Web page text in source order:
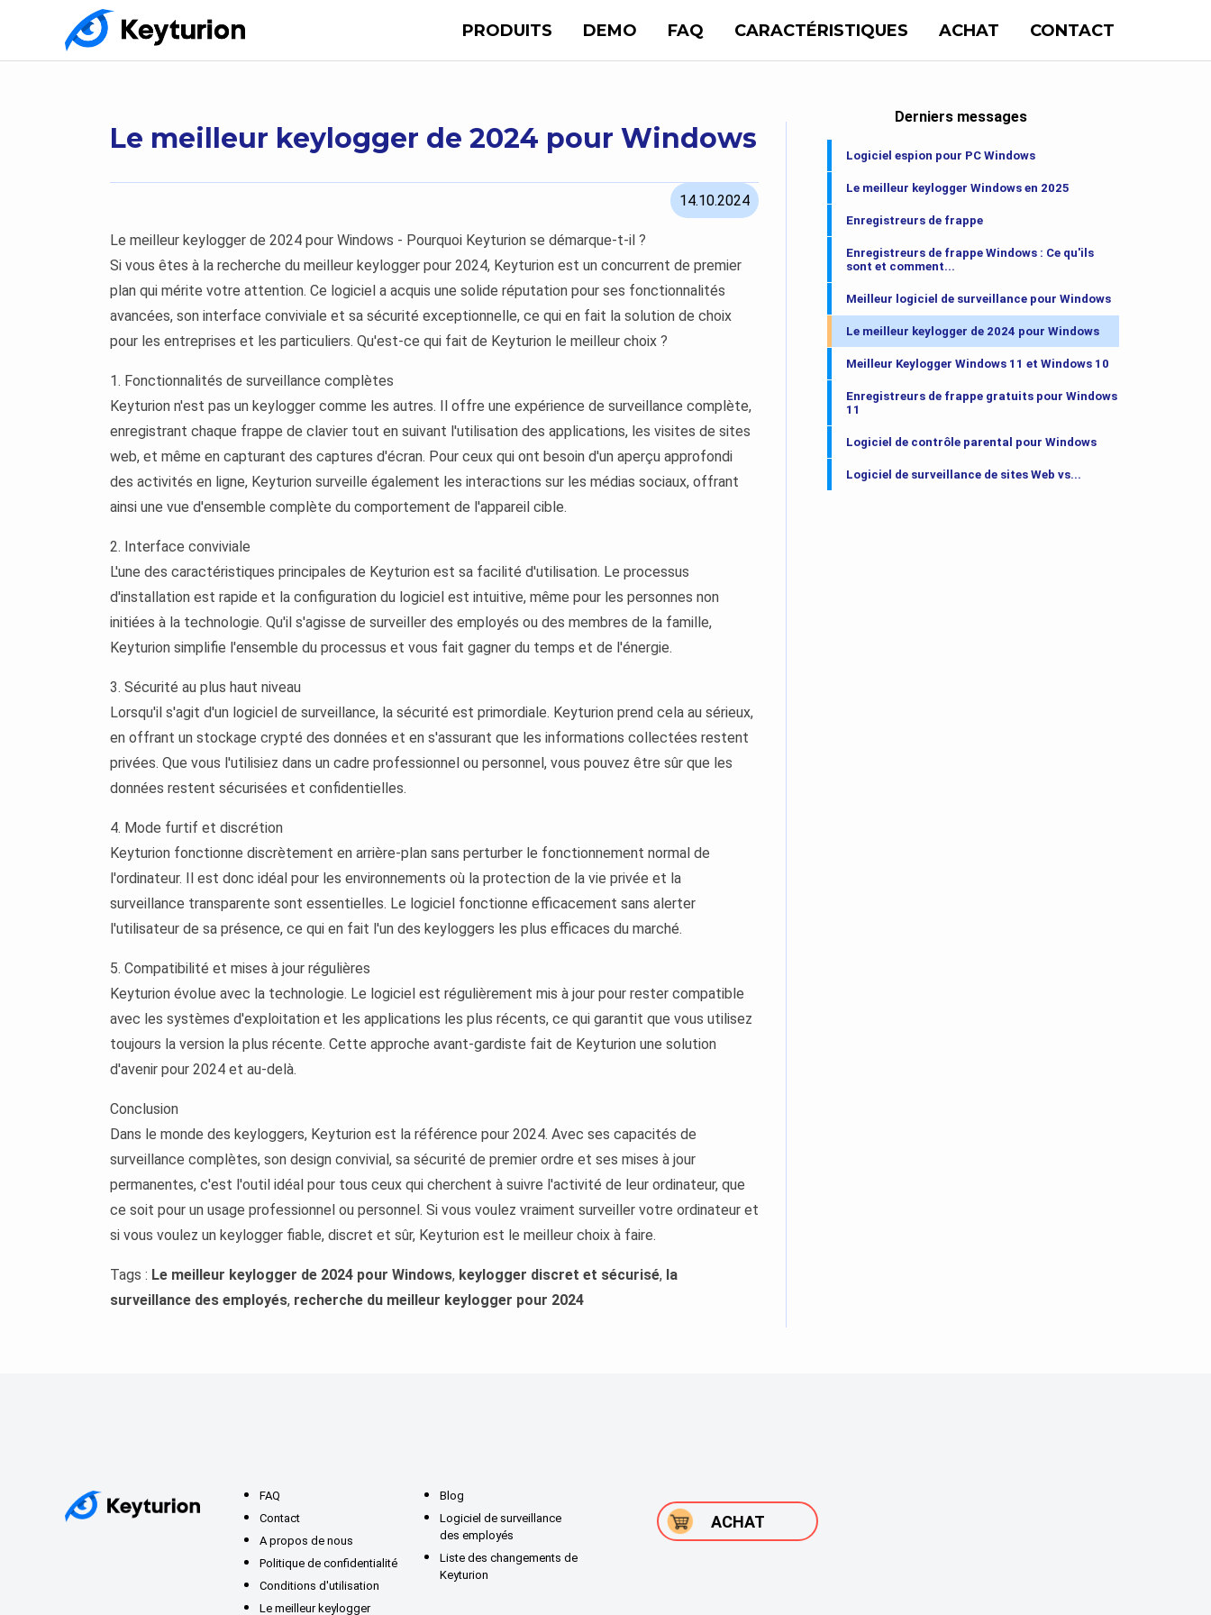
PRODUITS DEMO FAQ CARACTÉRISTIQUES ACHAT CONTACT
Le meilleur keylogger de 2024 pour Windows
14.10.2024
Le meilleur keylogger de 2024 pour Windows - Pourquoi Keyturion se démarque-t-il ?
Si vous êtes à la recherche du meilleur keylogger pour 2024, Keyturion est un concurrent de premier
plan qui mérite votre attention. Ce logiciel a acquis une solide réputation pour ses fonctionnalités
avancées, son interface conviviale et sa sécurité exceptionnelle, ce qui en fait la solution de choix
pour les entreprises et les particuliers. Qu'est-ce qui fait de Keyturion le meilleur choix ?
1. Fonctionnalités de surveillance complètes
Keyturion n'est pas un keylogger comme les autres. Il offre une expérience de surveillance complète,
enregistrant chaque frappe de clavier tout en suivant l'utilisation des applications, les visites de sites
web, et même en capturant des captures d'écran. Pour ceux qui ont besoin d'un aperçu approfondi
des activités en ligne, Keyturion surveille également les interactions sur les médias sociaux, offrant
ainsi une vue d'ensemble complète du comportement de l'appareil cible.
2. Interface conviviale
L'une des caractéristiques principales de Keyturion est sa facilité d'utilisation. Le processus
d'installation est rapide et la configuration du logiciel est intuitive, même pour les personnes non
initiées à la technologie. Qu'il s'agisse de surveiller des employés ou des membres de la famille,
Keyturion simplifie l'ensemble du processus et vous fait gagner du temps et de l'énergie.
3. Sécurité au plus haut niveau
Lorsqu'il s'agit d'un logiciel de surveillance, la sécurité est primordiale. Keyturion prend cela au sérieux,
en offrant un stockage crypté des données et en s'assurant que les informations collectées restent
privées. Que vous l'utilisiez dans un cadre professionnel ou personnel, vous pouvez être sûr que les
données restent sécurisées et confidentielles.
4. Mode furtif et discrétion
Keyturion fonctionne discrètement en arrière-plan sans perturber le fonctionnement normal de
l'ordinateur. Il est donc idéal pour les environnements où la protection de la vie privée et la
surveillance transparente sont essentielles. Le logiciel fonctionne efficacement sans alerter
l'utilisateur de sa présence, ce qui en fait l'un des keyloggers les plus efficaces du marché.
5. Compatibilité et mises à jour régulières
Keyturion évolue avec la technologie. Le logiciel est régulièrement mis à jour pour rester compatible
avec les systèmes d'exploitation et les applications les plus récents, ce qui garantit que vous utilisez
toujours la version la plus récente. Cette approche avant-gardiste fait de Keyturion une solution
d'avenir pour 2024 et au-delà.
Conclusion
Dans le monde des keyloggers, Keyturion est la référence pour 2024. Avec ses capacités de
surveillance complètes, son design convivial, sa sécurité de premier ordre et ses mises à jour
permanentes, c'est l'outil idéal pour tous ceux qui cherchent à suivre l'activité de leur ordinateur, que
ce soit pour un usage professionnel ou personnel. Si vous voulez vraiment surveiller votre ordinateur et
si vous voulez un keylogger fiable, discret et sûr, Keyturion est le meilleur choix à faire.
Tags : Le meilleur keylogger de 2024 pour Windows, keylogger discret et sécurisé, la
surveillance des employés, recherche du meilleur keylogger pour 2024
Derniers messages
Logiciel espion pour PC Windows
Le meilleur keylogger Windows en 2025
Enregistreurs de frappe
Enregistreurs de frappe Windows : Ce qu'ils
sont et comment...
Meilleur logiciel de surveillance pour Windows
Le meilleur keylogger de 2024 pour Windows
Meilleur Keylogger Windows 11 et Windows 10
Enregistreurs de frappe gratuits pour Windows
11
Logiciel de contrôle parental pour Windows
Logiciel de surveillance de sites Web vs...
FAQ
Contact
A propos de nous
Politique de confidentialité
Conditions d'utilisation
Le meilleur keylogger
Blog
Logiciel de surveillance
des employés
Liste des changements de
Keyturion
ACHAT